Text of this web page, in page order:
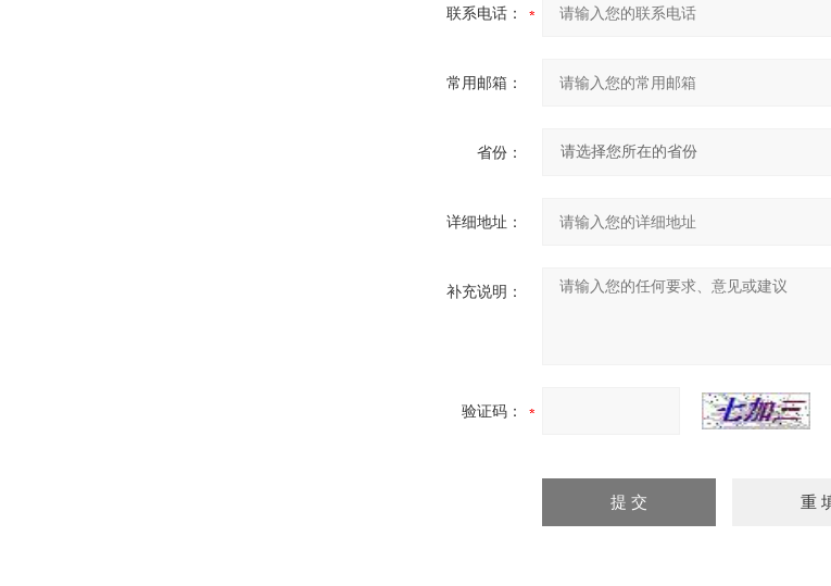
联系电话：
常用邮箱：
省份：
详细地址：
补充说明：
验证码：